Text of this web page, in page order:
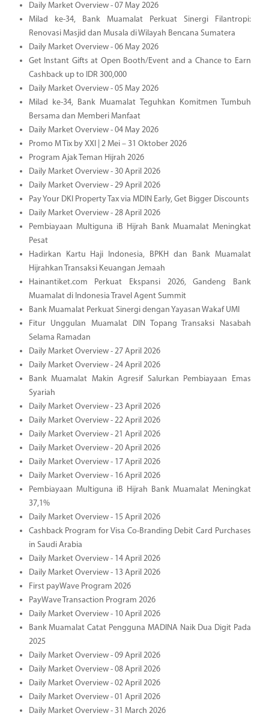
Daily Market Overview - 07 May 2026
Milad ke-34, Bank Muamalat Perkuat Sinergi Filantropi:
Renovasi Masjid dan Musala di Wilayah Bencana Sumatera
Daily Market Overview - 06 May 2026
Get Instant Gifts at Open Booth/Event and a Chance to Earn
Cashback up to IDR 300,000
Daily Market Overview - 05 May 2026
Milad ke-34, Bank Muamalat Teguhkan Komitmen Tumbuh
Bersama dan Memberi Manfaat
Daily Market Overview - 04 May 2026
Promo M Tix by XXI | 2 Mei – 31 Oktober 2026
Program Ajak Teman Hijrah 2026
Daily Market Overview - 30 April 2026
Daily Market Overview - 29 April 2026
Pay Your DKI Property Tax via MDIN Early, Get Bigger Discounts
Daily Market Overview - 28 April 2026
Pembiayaan Multiguna iB Hijrah Bank Muamalat Meningkat
Pesat
Hadirkan Kartu Haji Indonesia, BPKH dan Bank Muamalat
Hijrahkan Transaksi Keuangan Jemaah
Hainantiket.com Perkuat Ekspansi 2026, Gandeng Bank
Muamalat di Indonesia Travel Agent Summit
Bank Muamalat Perkuat Sinergi dengan Yayasan Wakaf UMI
Fitur Unggulan Muamalat DIN Topang Transaksi Nasabah
Selama Ramadan
Daily Market Overview - 27 April 2026
Daily Market Overview - 24 April 2026
Bank Muamalat Makin Agresif Salurkan Pembiayaan Emas
Syariah
Daily Market Overview - 23 April 2026
Daily Market Overview - 22 April 2026
Daily Market Overview - 21 April 2026
Daily Market Overview - 20 April 2026
Daily Market Overview - 17 April 2026
Daily Market Overview - 16 April 2026
Pembiayaan Multiguna iB Hijrah Bank Muamalat Meningkat
37,1%
Daily Market Overview - 15 April 2026
Cashback Program for Visa Co-Branding Debit Card Purchases
in Saudi Arabia
Daily Market Overview - 14 April 2026
Daily Market Overview - 13 April 2026
First payWave Program 2026
PayWave Transaction Program 2026
Daily Market Overview - 10 April 2026
Bank Muamalat Catat Pengguna MADINA Naik Dua Digit Pada
2025
Daily Market Overview - 09 April 2026
Daily Market Overview - 08 April 2026
Daily Market Overview - 02 April 2026
Daily Market Overview - 01 April 2026
Daily Market Overview - 31 March 2026